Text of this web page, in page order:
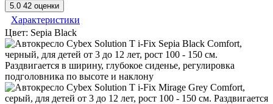
5.0 42 оценки
Характеристики
Цвет: Sepia Black